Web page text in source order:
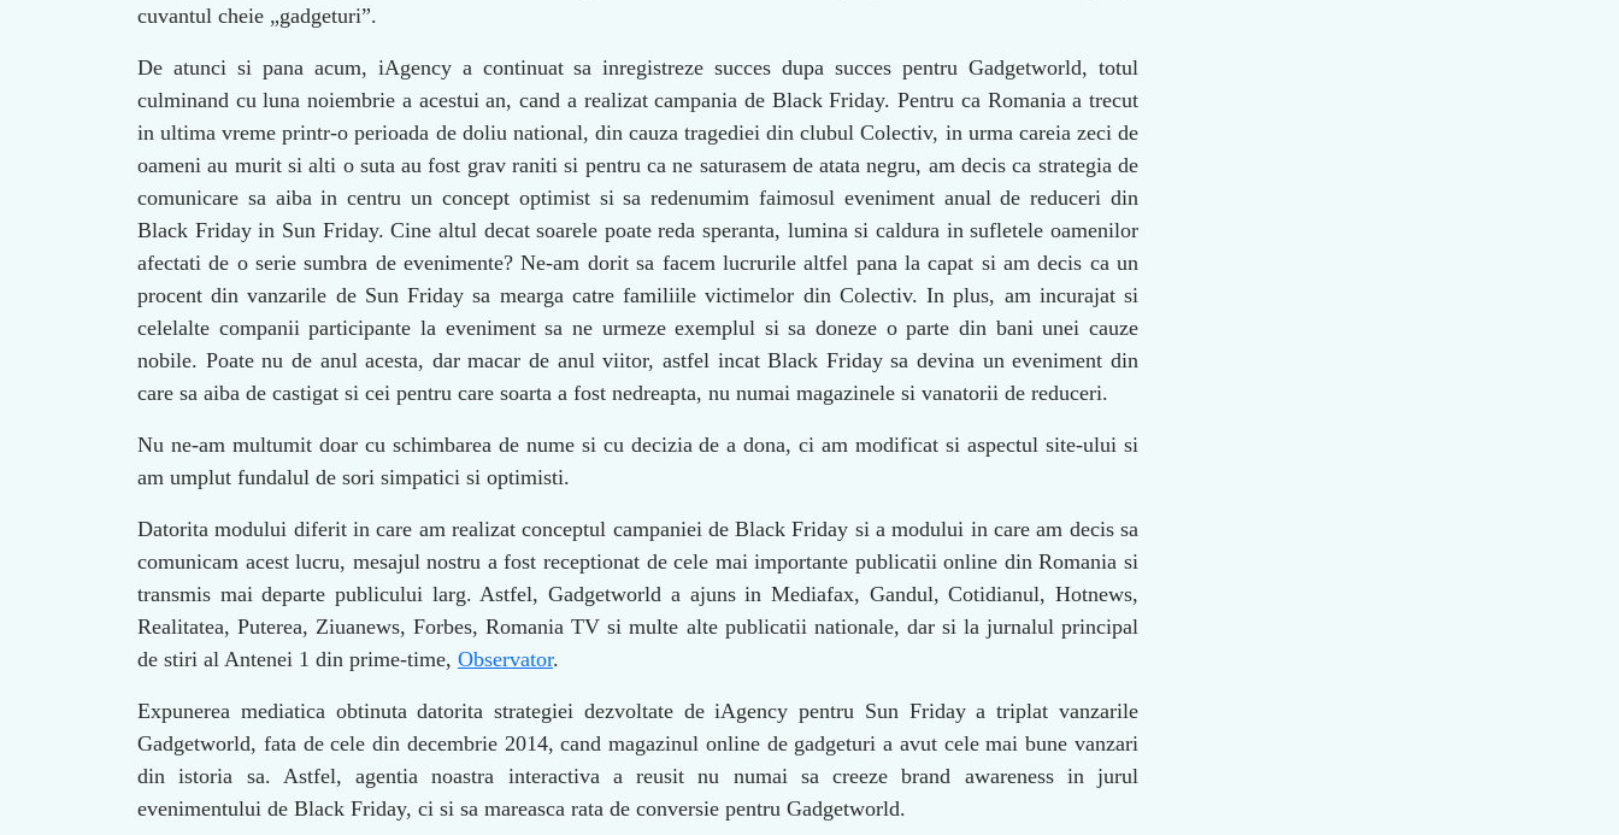
cuvantul cheie „gadgeturi”.
De atunci si pana acum, iAgency a continuat sa inregistreze succes dupa succes pentru Gadgetworld, totul
culminand cu luna noiembrie a acestui an, cand a realizat campania de Black Friday. Pentru ca Romania a trecut
in ultima vreme printr-o perioada de doliu national, din cauza tragediei din clubul Colectiv, in urma careia zeci de
oameni au murit si alti o suta au fost grav raniti si pentru ca ne saturasem de atata negru, am decis ca strategia de
comunicare sa aiba in centru un concept optimist si sa redenumim faimosul eveniment anual de reduceri din
Black Friday in Sun Friday. Cine altul decat soarele poate reda speranta, lumina si caldura in sufletele oamenilor
afectati de o serie sumbra de evenimente? Ne-am dorit sa facem lucrurile altfel pana la capat si am decis ca un
procent din vanzarile de Sun Friday sa mearga catre familiile victimelor din Colectiv. In plus, am incurajat si
celelalte companii participante la eveniment sa ne urmeze exemplul si sa doneze o parte din bani unei cauze
nobile. Poate nu de anul acesta, dar macar de anul viitor, astfel incat Black Friday sa devina un eveniment din
care sa aiba de castigat si cei pentru care soarta a fost nedreapta, nu numai magazinele si vanatorii de reduceri.
Nu ne-am multumit doar cu schimbarea de nume si cu decizia de a dona, ci am modificat si aspectul site-ului si
am umplut fundalul de sori simpatici si optimisti.
Datorita modului diferit in care am realizat conceptul campaniei de Black Friday si a modului in care am decis sa
comunicam acest lucru, mesajul nostru a fost receptionat de cele mai importante publicatii online din Romania si
transmis mai departe publicului larg. Astfel, Gadgetworld a ajuns in Mediafax, Gandul, Cotidianul, Hotnews,
Realitatea, Puterea, Ziuanews, Forbes, Romania TV si multe alte publicatii nationale, dar si la jurnalul principal
de stiri al Antenei 1 din prime-time, Observator.
Expunerea mediatica obtinuta datorita strategiei dezvoltate de iAgency pentru Sun Friday a triplat vanzarile
Gadgetworld, fata de cele din decembrie 2014, cand magazinul online de gadgeturi a avut cele mai bune vanzari
din istoria sa. Astfel, agentia noastra interactiva a reusit nu numai sa creeze brand awareness in jurul
evenimentului de Black Friday, ci si sa mareasca rata de conversie pentru Gadgetworld.